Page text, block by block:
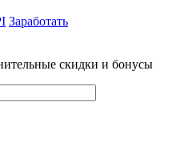
Заработать
скидки и бонусы